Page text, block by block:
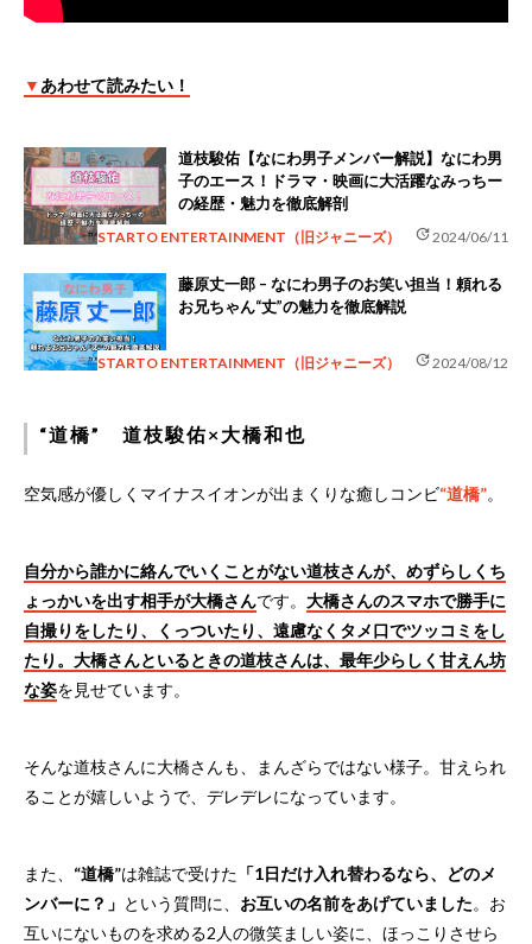
▼ あわせて読みたい！
道枝駿佑【なにわ男子メンバー解説】なにわ男
子のエース！ドラマ・映画に大活躍なみっちー
の経歴・魅力を徹底解剖
STARTO ENTERTAINMENT（旧ジャニーズ） update2024/06/11
藤原丈一郎 – なにわ男子のお笑い担当！頼れる
お兄ちゃん“丈”の魅力を徹底解説
STARTO ENTERTAINMENT（旧ジャニーズ） update2024/08/12
“道橋” 道枝駿佑×大橋和也
空気感が優しくマイナスイオンが出まくりな癒しコンビ“道橋”。
自分から誰かに絡んでいくことがない道枝さんが、めずらしくち
ょっかいを出す相手が大橋さんです。 大橋さんのスマホで勝手に
自撮りをしたり、くっついたり、遠慮なくタメ口でツッコミをし
たり。大橋さんといるときの道枝さんは、最年少らしく甘えん坊
な姿を見せています。
そんな道枝さんに大橋さんも、まんざらではない様子。甘えられ
ることが嬉しいようで、デレデレになっています。
また、 “道橋”は雑誌で受けた 「1日だけ入れ替わるなら、どのメ
ンバーに？」 という質問に、 お互いの名前をあげていました。お
互いにないものを求める2人の微笑ましい姿に、ほっこりさせら